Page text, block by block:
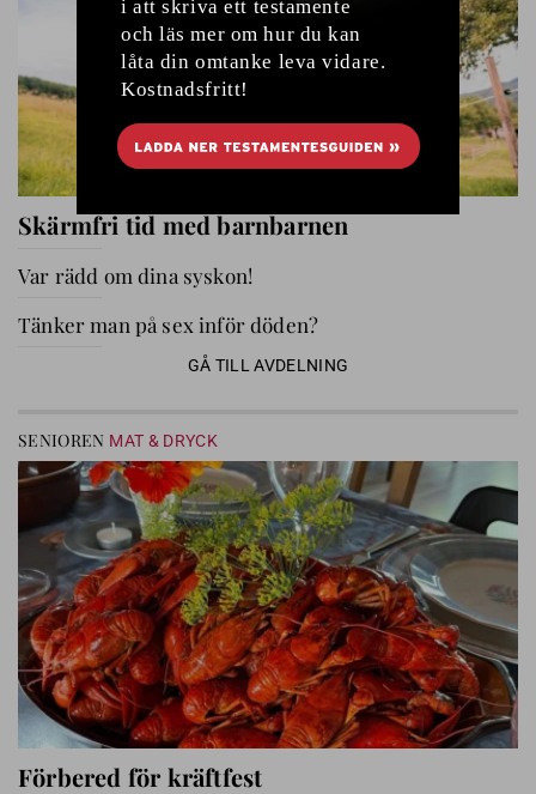
Skärmfri tid med barnbarnen
Var rädd om dina syskon!
Tänker man på sex inför döden?
GÅ TILL AVDELNING
SENIOREN MAT & DRYCK
Förbered för kräftfest